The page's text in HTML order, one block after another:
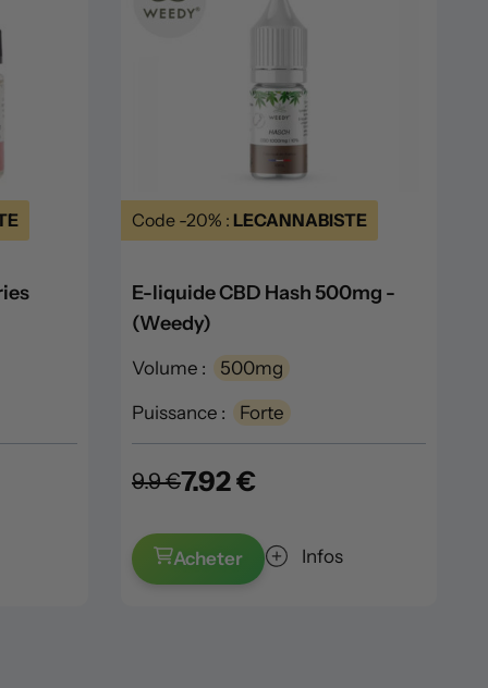
Code -20% : LECANNABISTE
E-liquide CBD Hash 500mg -
(Weedy)
Volume : 500mg
Puissance : Forte
9.9 €7.92 €
Acheter Infos